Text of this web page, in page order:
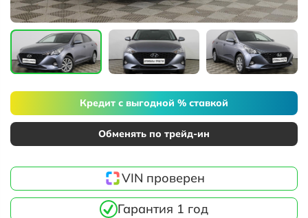
Кредит с выгодной % ставкой
Обменять по трейд-ин
VIN проверен
Гарантия 1 год